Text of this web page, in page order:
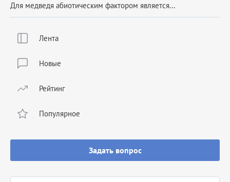
Лента
Новые
Рейтинг
Популярное
Задать вопрос
Для медведя абиотическим фактором является...